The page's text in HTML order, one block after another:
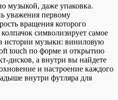
музыкой, даже упаковка.
уважения первому
вращения которого
символизирует самое
в истории музыки: виниловую
touch по форме и открытию
дисков, а внутри вы найдете
и настроение каждого
внутри футляра для